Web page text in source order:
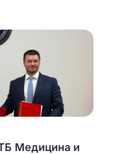
Медицина и